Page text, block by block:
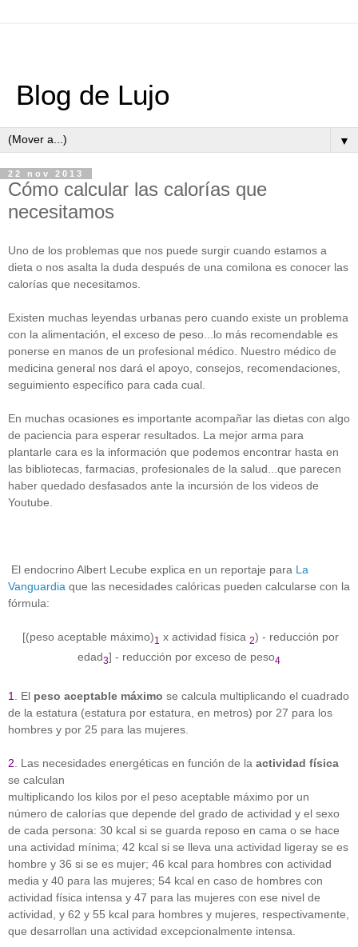
Blog de Lujo
▼
22 nov 2013
Cómo calcular las calorías que
necesitamos
Uno de los problemas que nos puede surgir cuando estamos a
dieta o nos asalta la duda después de una comilona es conocer las
calorías que necesitamos.
Existen muchas leyendas urbanas pero cuando existe un problema
con la alimentación, el exceso de peso...lo más recomendable es
ponerse en manos de un profesional médico. Nuestro médico de
medicina general nos dará el apoyo, consejos, recomendaciones,
seguimiento específico para cada cual.
En muchas ocasiones es importante acompañar las dietas con algo
de paciencia para esperar resultados. La mejor arma para
plantarle cara es la información que podemos encontrar hasta en
las bibliotecas, farmacias, profesionales de la salud...que parecen
haber quedado desfasados ante la incursión de los videos de
Youtube.
El endocrino Albert Lecube explica en un reportaje para La
Vanguardia que las necesidades calóricas pueden calcularse con la
fórmula:
[(peso aceptable máximo)1 x actividad física 2) - reducción por
edad3] - reducción por exceso de peso4
1 . El peso aceptable máximo se calcula multiplicando el cuadrado
de la estatura (estatura por estatura, en metros) por 27 para los
hombres y por 25 para las mujeres.
2 . Las necesidades energéticas en función de la actividad física
se calculan
multiplicando los kilos por el peso aceptable máximo por un
número de calorías que depende del grado de actividad y el sexo
de cada persona: 30 kcal si se guarda reposo en cama o se hace
una actividad mínima; 42 kcal si se lleva una actividad ligeray se es
hombre y 36 si se es mujer; 46 kcal para hombres con actividad
media y 40 para las mujeres; 54 kcal en caso de hombres con
actividad física intensa y 47 para las mujeres con ese nivel de
actividad, y 62 y 55 kcal para hombres y mujeres, respectivamente,
que desarrollan una actividad excepcionalmente intensa.